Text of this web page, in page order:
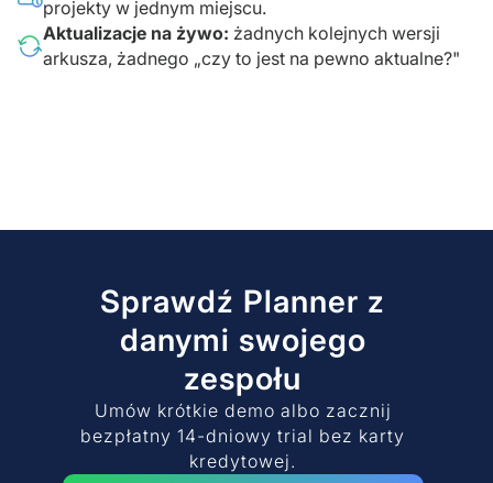
projekty w jednym miejscu.
Aktualizacje na żywo: żadnych kolejnych wersji
arkusza, żadnego „czy to jest na pewno aktualne?"
Sprawdź Planner z
danymi swojego
zespołu
Umów krótkie demo albo zacznij
bezpłatny 14-dniowy trial bez karty
kredytowej.